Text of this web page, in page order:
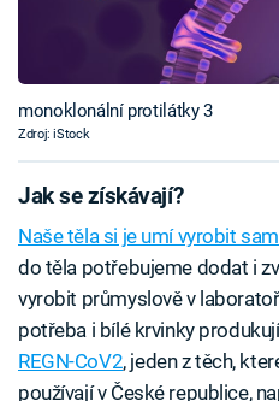
monoklonální protilátky 3
Zdroj: iStock
Jak se získávají?
Naše těla si je umí vyrobit
do těla potřebujeme dodat i
vyrobit průmyslově v
potřeba i bílé krvinky
REGN-CoV2, jeden z těch,
používají v České republice,